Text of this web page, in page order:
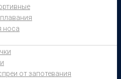
носа
от запотевания